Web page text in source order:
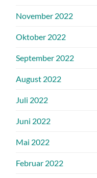
November 2022
Oktober 2022
September 2022
August 2022
Juli 2022
Juni 2022
Mai 2022
Februar 2022